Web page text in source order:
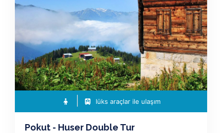
lüks araçlar ile ulaşım
Pokut - Huser Double Tur